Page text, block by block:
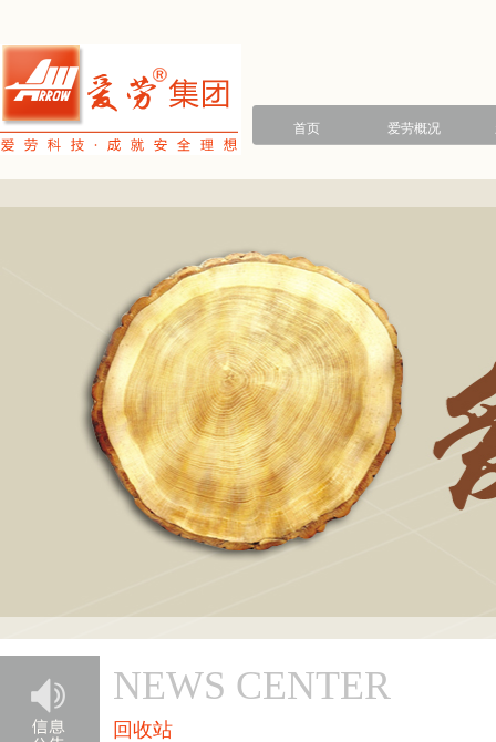
首页 爱劳概况
NEWS CENTER
回收站